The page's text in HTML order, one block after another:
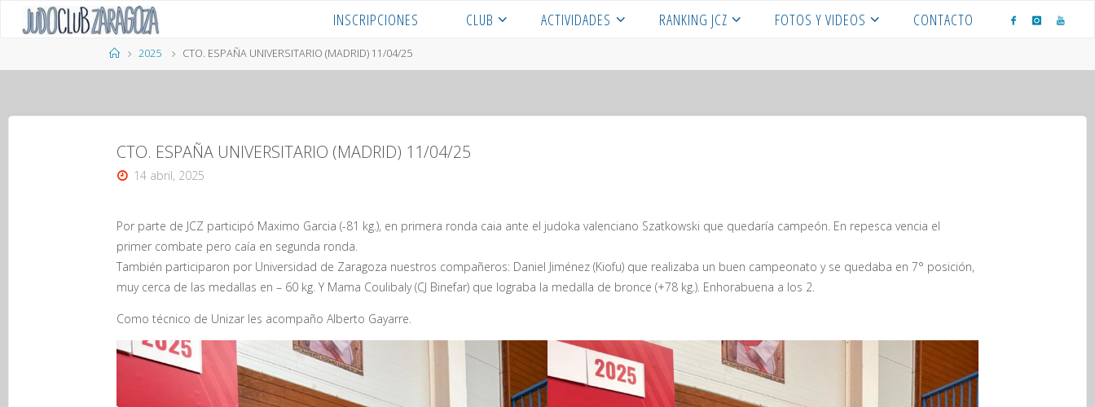
Saltar
INSCRIPCIONES CLUB ACTIVIDADES RANKING JCZ FOTOS Y VIDEOS CONTACTO
Página
de
2025 CTO. ESPAÑA UNIVERSITARIO (MADRID) 11/04/25
CTO. ESPAÑA UNIVERSITARIO (MADRID) 11/04/25
14 abril, 2025
Por parte de JCZ participó Maximo Garcia (-81 kg.), en primera ronda caia ante el judoka valenciano Szatkowski que quedaría campeón. En repesca vencia el
primer combate pero caía en segunda ronda.
También participaron por Universidad de Zaragoza nuestros compañeros: Daniel Jiménez (Kiofu) que realizaba un buen campeonato y se quedaba en 7° posición,
muy cerca de las medallas en – 60 kg. Y Mama Coulibaly (CJ Binefar) que lograba la medalla de bronce (+78 kg.). Enhorabuena a los 2.
Como técnico de Unizar les acompaño Alberto Gayarre.